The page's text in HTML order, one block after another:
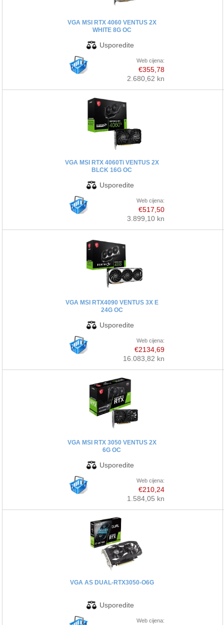
VGA MSI RTX 4060 VENTUS 2X
WHITE 8G OC
Web cijena:
€355,78
2.680,62 kn
VGA MSI RTX 4060Ti VENTUS 2X
BLCK 16G OC
Web cijena:
€517,50
3.899,10 kn
VGA MSI RTX4090 VENTUS 3X E
24G OC
Web cijena:
€2134,69
16.083,82 kn
VGA MSI RTX 3050 VENTUS 2X
6G OC
Web cijena:
€210,24
1.584,05 kn
VGA AS DUAL-RTX3050-O6G
Web cijena: